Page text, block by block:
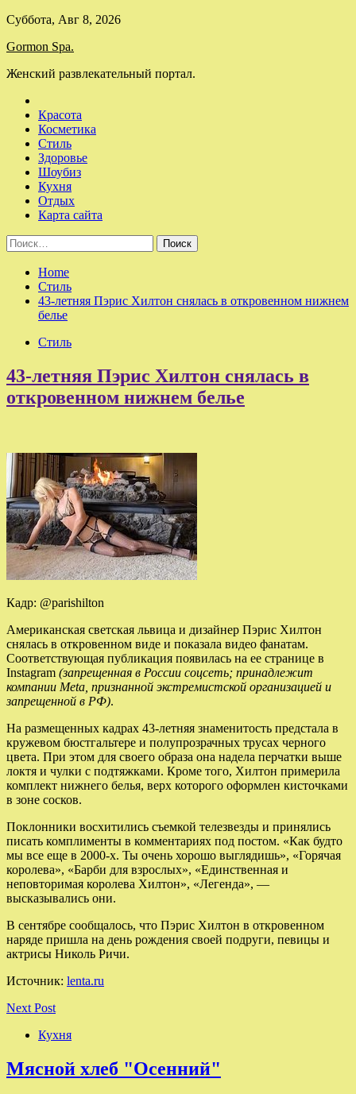
Skip
content
Суббота, Авг 8, 2026
Gormon Spa.
Женский развлекательный портал.
Красота
Косметика
Стиль
Здоровье
Шоубиз
Кухня
Отдых
Карта сайта
Найти:
Home
Стиль
43-летняя Пэрис Хилтон снялась в откровенном нижнем
белье
Стиль
43-летняя Пэрис Хилтон снялась в
откровенном нижнем белье
Кадр: @parishilton
Американская светская львица и дизайнер Пэрис Хилтон
снялась в откровенном виде и показала видео фанатам.
Соответствующая публикация появилась на ее странице в
Instagram (запрещенная в России соцсеть; принадлежит
компании Meta, признанной экстремистской организацией и
запрещенной в РФ).
На размещенных кадрах 43-летняя знаменитость предстала в
кружевом бюстгальтере и полупрозрачных трусах черного
цвета. При этом для своего образа она надела перчатки выше
локтя и чулки с подтяжками. Кроме того, Хилтон примерила
комплект нижнего белья, верх которого оформлен кисточками
в зоне сосков.
Поклонники восхитились съемкой телезвезды и принялись
писать комплименты в комментариях под постом. «Как будто
мы все еще в 2000-х. Ты очень хорошо выглядишь», «Горячая
королева», «Барби для взрослых», «Единственная и
неповторимая королева Хилтон», «Легенда», —
высказывались они.
В сентябре сообщалось, что Пэрис Хилтон в откровенном
наряде пришла на день рождения своей подруги, певицы и
актрисы Николь Ричи.
Источник: lenta.ru
Next Post
Кухня
Мясной хлеб "Осенний"